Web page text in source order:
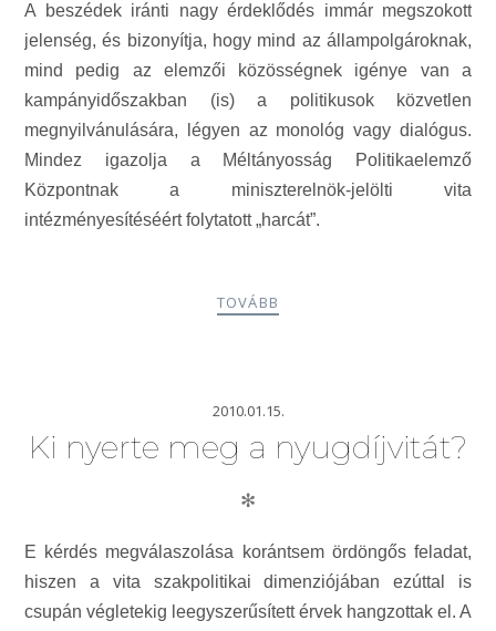
A beszédek iránti nagy érdeklődés immár megszokott
jelenség, és bizonyítja, hogy mind az állampolgároknak,
mind pedig az elemzői közösségnek igénye van a
kampányidőszakban (is) a politikusok közvetlen
megnyilvánulására, légyen az monológ vagy dialógus.
Mindez igazolja a Méltányosság Politikaelemző
Központnak a miniszterelnök-jelölti vita
intézményesítéséért folytatott „harcát”.
TOVÁBB
2010.01.15.
Ki nyerte meg a nyugdíjvitát?
✻
E kérdés megválaszolása korántsem ördöngős feladat,
hiszen a vita szakpolitikai dimenziójában ezúttal is
csupán végletekig leegyszerűsített érvek hangzottak el. A